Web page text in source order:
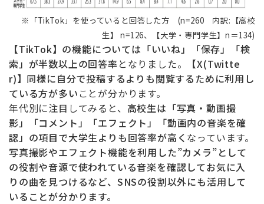
※「TikTok」を使っていると回答した方 (n=260 内訳:【高校
生】 n=126、【大学・専門学生】n ＝134)
【TikTok】の機能については「いいね」「保存」「検
索」が半数以上の回答率 となりました。
【X(Twitte
r)】同様に自分で投稿するよりも閲覧するために利用し
ている方が多い ことが分かります。
年代別に注目してみると、 高校生は「写真・動画撮
影」「コメント」「エフェクト」「動画内の音楽を確
認」の項目で大学生よりも回答率が高く なっています。
写真撮影やエフェクト機能を利用した”カメラ”として
の役割や音源で使われている音楽を確認してお気に入
りの曲を見つけるなど、SNSの役割以外にも活用して
いることが分かります。